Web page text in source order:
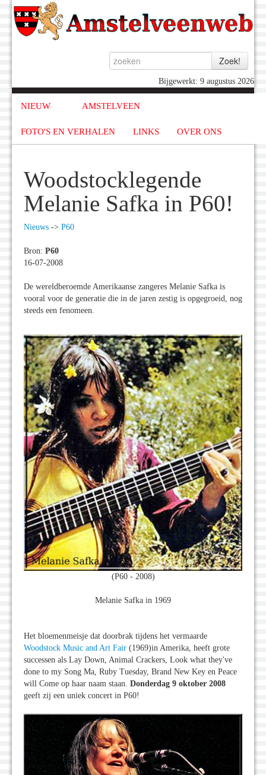
Bijgewerkt: 9 augustus 2026
NIEUW AMSTELVEEN
FOTO'S EN VERHALEN LINKS OVER ONS
Woodstocklegende
Melanie Safka in P60!
Nieuws -> P60
Bron: P60
16-07-2008
De wereldberoemde Amerikaanse zangeres Melanie Safka is
vooral voor de generatie die in de jaren zestig is opgegroeid, nog
steeds een fenomeen.
(P60 - 2008)
Melanie Safka in 1969
Het bloemenmeisje dat doorbrak tijdens het vermaarde
Woodstock Music and Art Fair (1969)in Amerika, heeft grote
successen als Lay Down, Animal Crackers, Look what they've
done to my Song Ma, Ruby Tuesday, Brand New Key en Peace
will Come op haar naam staan. Donderdag 9 oktober 2008
geeft zij een uniek concert in P60!